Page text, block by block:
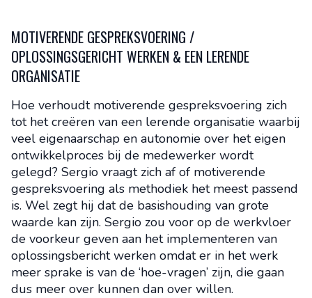
MOTIVERENDE GESPREKSVOERING /
OPLOSSINGSGERICHT WERKEN & EEN LERENDE
ORGANISATIE
Hoe verhoudt motiverende gespreksvoering zich
tot het creëren van een lerende organisatie waarbij
veel eigenaarschap en autonomie over het eigen
ontwikkelproces bij de medewerker wordt
gelegd? Sergio vraagt zich af of motiverende
gespreksvoering als methodiek het meest passend
is. Wel zegt hij dat de basishouding van grote
waarde kan zijn. Sergio zou voor op de werkvloer
de voorkeur geven aan het implementeren van
oplossingsbericht werken omdat er in het werk
meer sprake is van de ‘hoe-vragen’ zijn, die gaan
dus meer over kunnen dan over willen.